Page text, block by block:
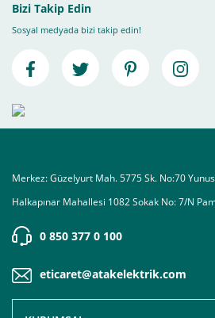
Bizi Takip Edin
Sosyal medyada bizi takip edin!
Merkez: Güzelyurt Mah. 5775 Sk. No:70
Halkapınar Mahallesi 1082 Sokak No: 7/N
0 850 377 0 100
eticaret@atakelektrik.com